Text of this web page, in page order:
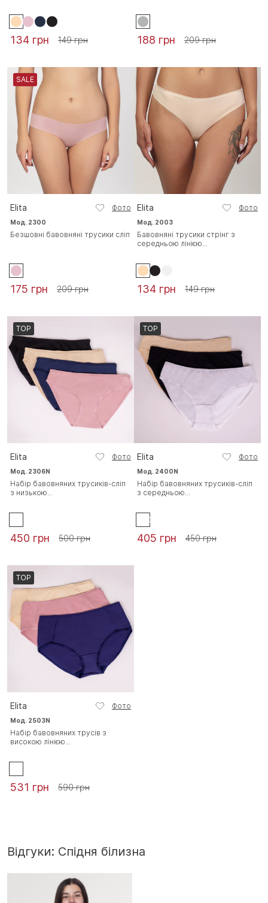
134 грн 149 грн 188 грн 209 грн
SALE
Elita Фото
Мод. 2300
Безшовні бавовняні трусики сліп
175 грн 209 грн
Elita Фото
Мод. 2003
Бавовняні трусики стрінг з
середньою лінією...
134 грн 149 грн
TOP
Elita Фото
Мод. 2306N
Набір бавовняних трусиків-сліп
з низькою...
450 грн 500 грн
TOP
Elita Фото
Мод. 2400N
Набір бавовняних трусиків-сліп
з середньою...
405 грн 450 грн
TOP
Elita Фото
Мод. 2503N
Набір бавовняних трусів з
високою лінією...
531 грн 590 грн
Відгуки: Спідня білизна